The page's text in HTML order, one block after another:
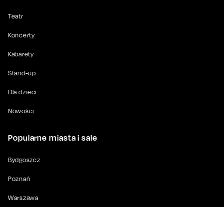
Teatr
Koncerty
Kabarety
Stand-up
Dla dzieci
Nowości
Popularne miasta i sale
Bydgoszcz
Poznań
Warszawa